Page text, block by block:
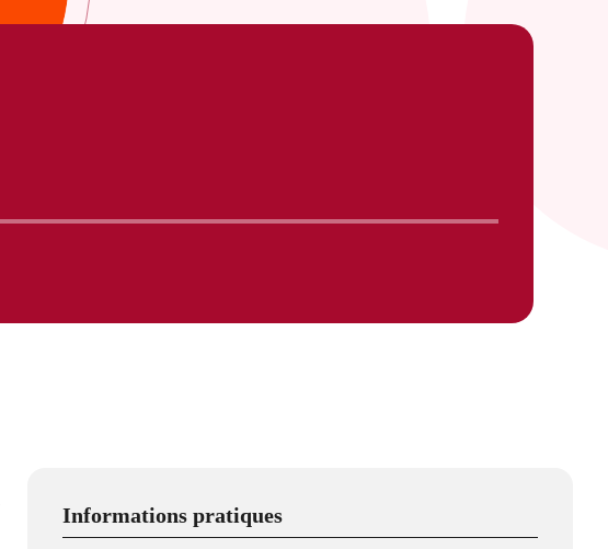
Informations pratiques